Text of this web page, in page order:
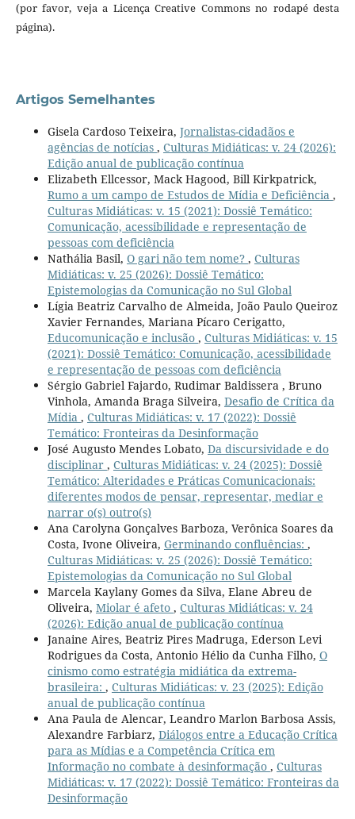
(por favor, veja a Licença Creative Commons no rodapé desta
página).
Artigos Semelhantes
Gisela Cardoso Teixeira, Jornalistas-cidadãos e
agências de notícias , Culturas Midiáticas: v. 24 (2026):
Edição anual de publicação contínua
Elizabeth Ellcessor, Mack Hagood, Bill Kirkpatrick,
Rumo a um campo de Estudos de Mídia e Deficiência ,
Culturas Midiáticas: v. 15 (2021): Dossiê Temático:
Comunicação, acessibilidade e representação de
pessoas com deficiência
Nathália Basil, O gari não tem nome? , Culturas
Midiáticas: v. 25 (2026): Dossiê Temático:
Epistemologias da Comunicação no Sul Global
Lígia Beatriz Carvalho de Almeida, João Paulo Queiroz
Xavier Fernandes, Mariana Pícaro Cerigatto,
Educomunicação e inclusão , Culturas Midiáticas: v. 15
(2021): Dossiê Temático: Comunicação, acessibilidade
e representação de pessoas com deficiência
Sérgio Gabriel Fajardo, Rudimar Baldissera , Bruno
Vinhola, Amanda Braga Silveira, Desafio de Crítica da
Mídia , Culturas Midiáticas: v. 17 (2022): Dossiê
Temático: Fronteiras da Desinformação
José Augusto Mendes Lobato, Da discursividade e do
disciplinar , Culturas Midiáticas: v. 24 (2025): Dossiê
Temático: Alteridades e Práticas Comunicacionais:
diferentes modos de pensar, representar, mediar e
narrar o(s) outro(s)
Ana Carolyna Gonçalves Barboza, Verônica Soares da
Costa, Ivone Oliveira, Germinando confluências: ,
Culturas Midiáticas: v. 25 (2026): Dossiê Temático:
Epistemologias da Comunicação no Sul Global
Marcela Kaylany Gomes da Silva, Elane Abreu de
Oliveira, Miolar é afeto , Culturas Midiáticas: v. 24
(2026): Edição anual de publicação contínua
Janaine Aires, Beatriz Pires Madruga, Ederson Levi
Rodrigues da Costa, Antonio Hélio da Cunha Filho, O
cinismo como estratégia midiática da extrema-
brasileira: , Culturas Midiáticas: v. 23 (2025): Edição
anual de publicação contínua
Ana Paula de Alencar, Leandro Marlon Barbosa Assis,
Alexandre Farbiarz, Diálogos entre a Educação Crítica
para as Mídias e a Competência Crítica em
Informação no combate à desinformação , Culturas
Midiáticas: v. 17 (2022): Dossiê Temático: Fronteiras da
Desinformação